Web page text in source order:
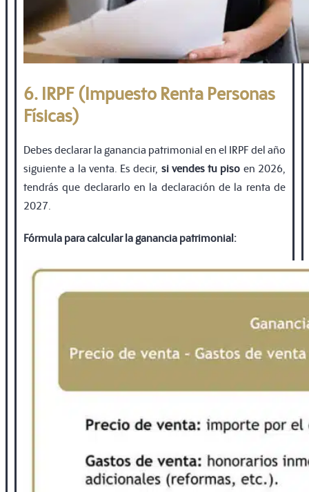
6. IRPF (Impuesto Renta Personas
Físicas)
Debes declarar la ganancia patrimonial en el IRPF del año
siguiente a la venta. Es decir, si vendes tu piso en 2026,
tendrás que declararlo en la declaración de la renta de
2027.
Fórmula para calcular la ganancia patrimonial: